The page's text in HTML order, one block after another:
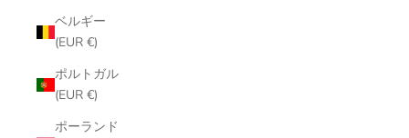
ベルギー
(EUR €)
ポルトガル
(EUR €)
ポーランド